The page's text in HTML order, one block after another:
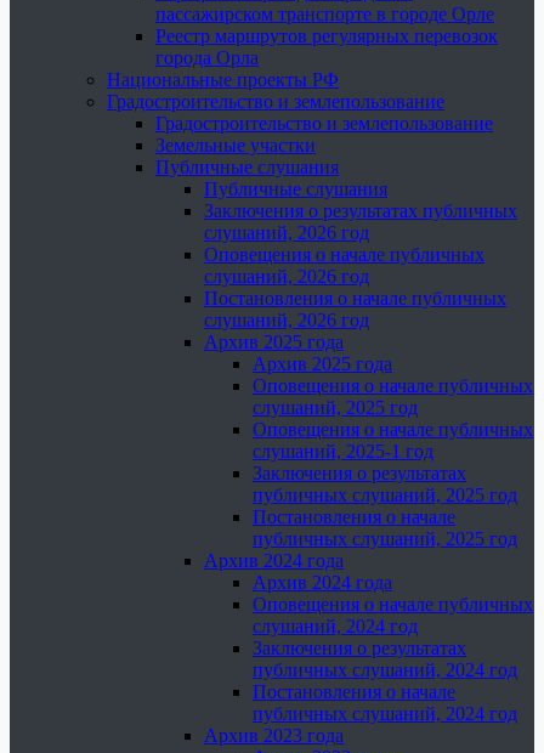
пассажирском транспорте в городе Орле
Реестр маршрутов регулярных перевозок
города Орла
Национальные проекты РФ
Градостроительство и землепользование
Градостроительство и землепользование
Земельные участки
Публичные слушания
Публичные слушания
Заключения о результатах публичных
слушаний, 2026 год
Оповещения о начале публичных
слушаний, 2026 год
Постановления о начале публичных
слушаний, 2026 год
Архив 2025 года
Архив 2025 года
Оповещения о начале публичных
слушаний, 2025 год
Оповещения о начале публичных
слушаний, 2025-1 год
Заключения о результатах
публичных слушаний, 2025 год
Постановления о начале
публичных слушаний, 2025 год
Архив 2024 года
Архив 2024 года
Оповещения о начале публичных
слушаний, 2024 год
Заключения о результатах
публичных слушаний, 2024 год
Постановления о начале
публичных слушаний, 2024 год
Архив 2023 года